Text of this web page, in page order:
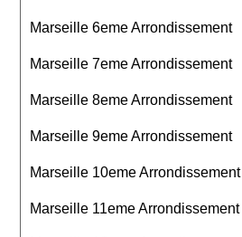
Marseille 6eme Arrondissement
Marseille 7eme Arrondissement
Marseille 8eme Arrondissement
Marseille 9eme Arrondissement
Marseille 10eme Arrondissement
Marseille 11eme Arrondissement